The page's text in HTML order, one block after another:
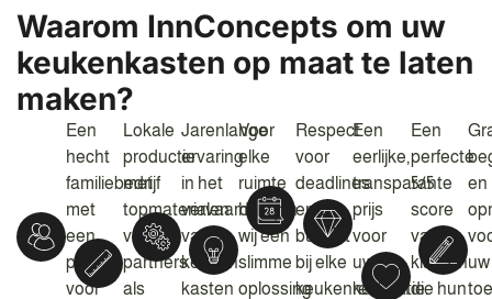
Waarom InnConcepts om uw
keukenkasten op maat te laten
maken?
Een
hecht
familiebedrijf
met
een
passie
voor
Lokale
productie
met
topmaterialen
van
partners
als
Jarenlange
ervaring
in het
vervaardigen
van
keuken
kasten
Voor
elke
ruimte
hebben
wij een
slimme
oplossing
Respect
voor
deadlines
en uw
budget
bij elke
keukenrenovatie.
Een
eerlijke,
transparante
prijs
voor
uw
keuken
Een
perfecte
5/5
score
van
klanten
die hun
en
uw